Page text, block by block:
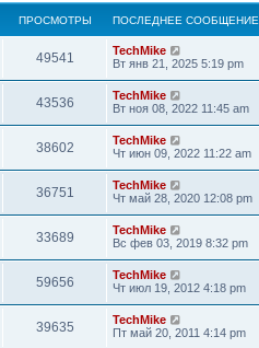
ПРОСМОТРЫ ПОСЛЕДНЕЕ СООБЩЕНИЕ
49541
TechMike
Вт янв 21, 2025 5:19 pm
43536
TechMike
Вт ноя 08, 2022 11:45 am
38602
TechMike
Чт июн 09, 2022 11:22 am
36751
TechMike
Чт май 28, 2020 12:08 pm
33689
TechMike
Вс фев 03, 2019 8:32 pm
59656
TechMike
Чт июл 19, 2012 4:18 pm
39635
TechMike
Пт май 20, 2011 4:14 pm